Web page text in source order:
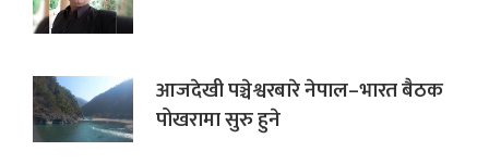
आजदेखी पञ्चेश्वरबारे नेपाल–भारत बैठक
पोखरामा सुरु हुने